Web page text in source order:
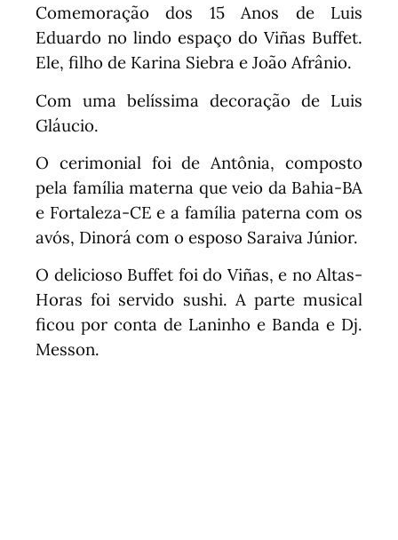
Comemoração dos 15 Anos de Luis
Eduardo no lindo espaço do Viñas Buffet.
Ele, filho de Karina Siebra e João Afrânio.
Com uma belíssima decoração de Luis
Gláucio.
O cerimonial foi de Antônia, composto
pela família materna que veio da Bahia-BA
e Fortaleza-CE e a família paterna com os
avós, Dinorá com o esposo Saraiva Júnior.
O delicioso Buffet foi do Viñas, e no Altas-
Horas foi servido sushi. A parte musical
ficou por conta de Laninho e Banda e Dj.
Messon.